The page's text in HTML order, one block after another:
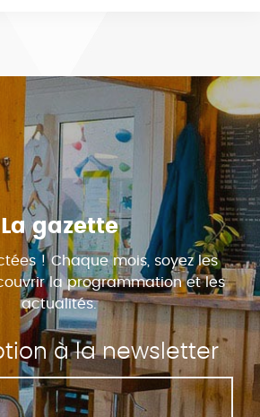
La gazette
! Chaque mois, soyez les
la programmation et les
actualités.
à la newsletter